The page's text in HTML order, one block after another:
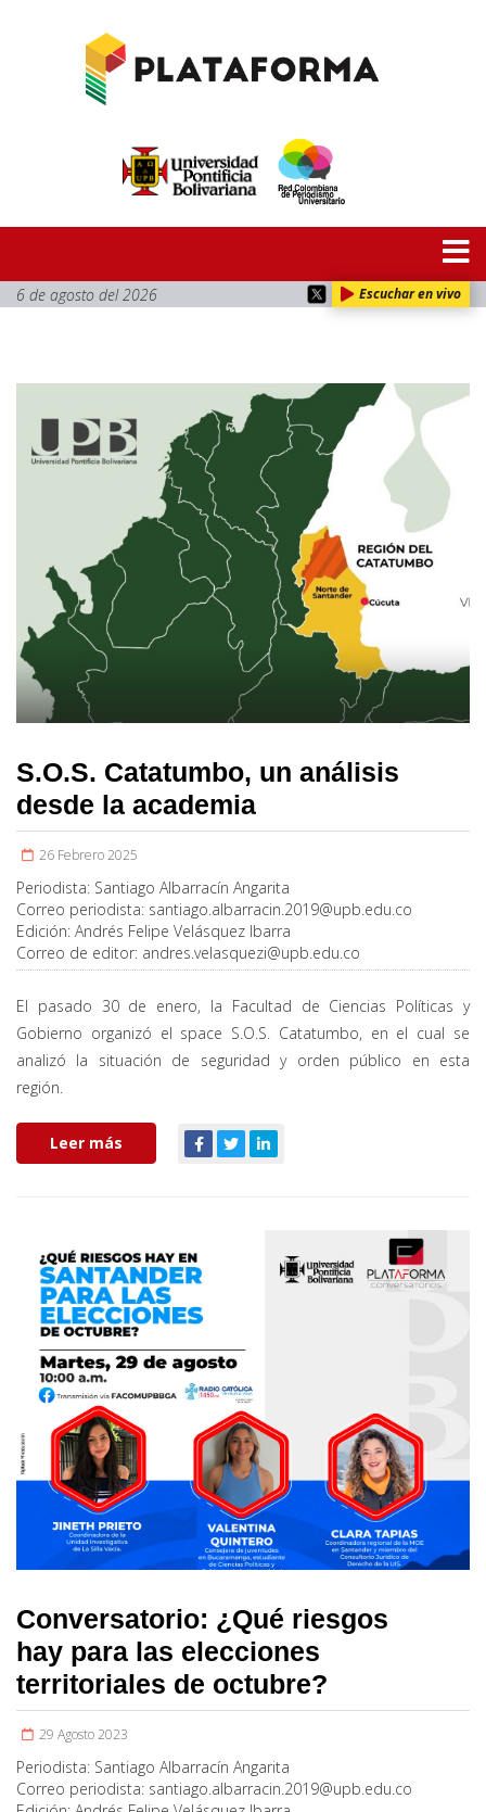
6 de agosto del 2026 Escuchar en vivo
S.O.S. Catatumbo, un análisis
desde la academia
26 Febrero 2025
Periodista: Santiago Albarracín Angarita
Correo periodista: santiago.albarracin.2019@upb.edu.co
Edición: Andrés Felipe Velásquez Ibarra
Correo de editor: andres.velasquezi@upb.edu.co
El pasado 30 de enero, la Facultad de Ciencias Políticas y
Gobierno organizó el space S.O.S. Catatumbo, en el cual se
analizó la situación de seguridad y orden público en esta
región.
Leer más
Conversatorio: ¿Qué riesgos
hay para las elecciones
territoriales de octubre?
29 Agosto 2023
Periodista: Santiago Albarracín Angarita
Correo periodista: santiago.albarracin.2019@upb.edu.co